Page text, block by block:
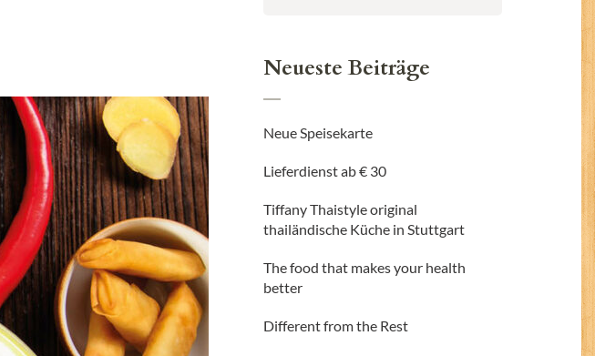
Neueste Beiträge
Neue Speisekarte
Lieferdienst ab € 30
Tiffany Thaistyle original
thailändische Küche in Stuttgart
The food that makes your health
better
Different from the Rest